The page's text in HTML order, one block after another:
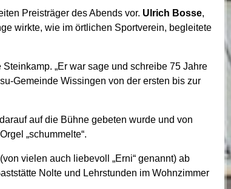
Preisträger des Abends vor. Ulrich Bosse,
wirkte, wie im örtlichen Sportverein, begleitete
„Er war sage und schreibe 75 Jahre
Gemeinde Wissingen von der ersten bis zur
auf die Bühne gebeten wurde und von
„schummelte“.
vielen auch liebevoll „Erni“ genannt) ab
Nolte und Lehrstunden im Wohnzimmer